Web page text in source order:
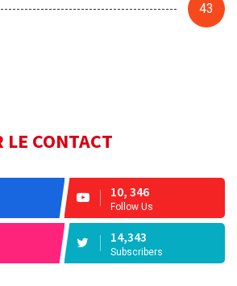
43
CONTACT
10, 346
Follow Us
14,343
Subscribers